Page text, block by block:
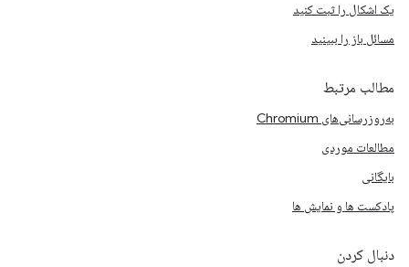
یک اشکال را ثبت کنید
مسائل باز را ببینید
مطالب مرتبط
به‌روزرسانی‌های Chromium
مطالعات موردی
بایگانی
پادکست ها و نمایش ها
دنبال کردن